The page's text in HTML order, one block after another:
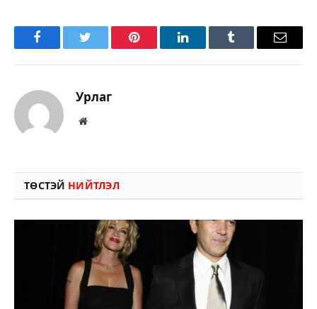
FacebookTwitter Pinterest LinkedInTumblr Имэйл
Урлаг
Вэбсайт
ТӨСТЭЙ НИЙТЛЭЛ